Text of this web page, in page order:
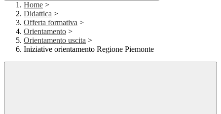
Home >
Didattica >
Offerta formativa >
Orientamento >
Orientamento uscita >
Iniziative orientamento Regione Piemonte